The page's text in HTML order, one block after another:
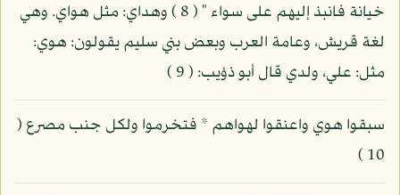
خيانة فانبذ إليهم على سواء " ( 8 ) وهداي: مثل هواي. وهي
لغة قريش، وعامة العرب وبعض بني سليم يقولون: هوي:
مثل: علي، ولدي قال أبو ذؤيب: ( 9 )
سبقوا هوي واعنقوا لهواهم * فتخرموا ولكل جنب مصرع (
10 )